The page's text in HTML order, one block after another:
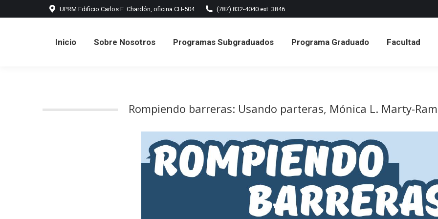
UPRM Edificio Carlos E. Chardón, oficina CH-504 (787) 832-4040 ext. 3846
Inicio Sobre Nosotros Programas Subgraduados Programa Graduado Facultad
Rompiendo barreras: Usando parteras, Mónica L. Marty-
Inicio Sobre Nosotros Programas Subgraduados Programa Graduado Facultad